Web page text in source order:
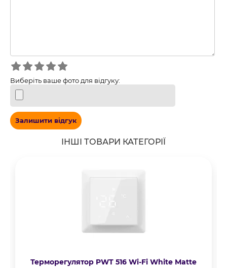
Виберіть ваше фото для відгуку:
Залишити відгук
ІНШІ ТОВАРИ КАТЕГОРІЇ
Терморегулятор PWT 516 Wi-Fi White Matte